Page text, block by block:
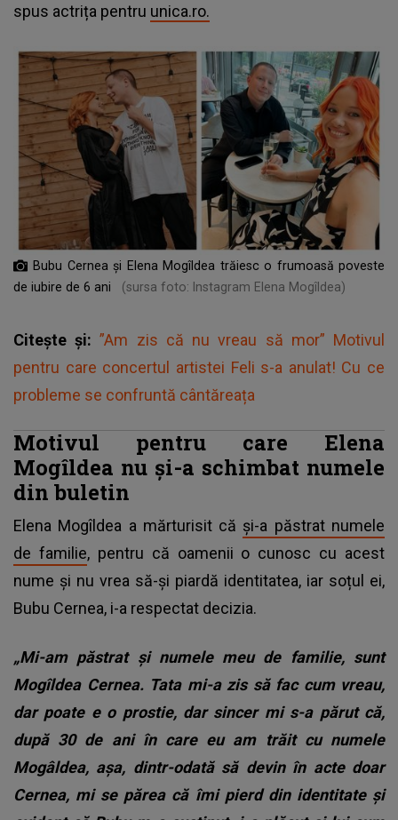
spus actrița pentru unica.ro.
Bubu Cernea și Elena Mogîldea trăiesc o frumoasă poveste
de iubire de 6 ani
(sursa foto: Instagram Elena Mogîldea)
Citește și:”Am zis că nu vreau să mor” Motivul
pentru care concertul artistei Feli s-a anulat! Cu ce
probleme se confruntă cântăreața
Motivul pentru care Elena
Mogîldea nu și-a schimbat numele
din buletin
Elena Mogîldea a mărturisit că și-a păstrat numele
de familie, pentru că oamenii o cunosc cu acest
nume și nu vrea să-și piardă identitatea, iar soțul ei,
Bubu Cernea, i-a respectat decizia.
„Mi-am păstrat și numele meu de familie, sunt
Mogîldea Cernea. Tata mi-a zis să fac cum vreau,
dar poate e o prostie, dar sincer mi s-a părut că,
după 30 de ani în care eu am trăit cu numele
Mogâldea, așa, dintr-odată să devin în acte doar
Cernea, mi se părea că îmi pierd din identitate și